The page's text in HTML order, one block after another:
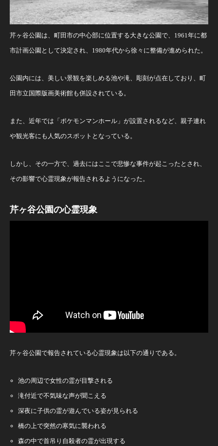
芹ヶ谷公園は、町田市の中心部に位置する大きな公園で、1961年に都
市計画公園として決定され、1980年代から徐々に整備が進められた。
公園内には、美しい景観を楽しめる池や滝、彫刻が点在しており、町
田市立国際版画美術館も併設されている。
また、近年では「ポケモンマンホール」が設置されるなど、親子連れ
や観光客にも人気のスポットとなっている。
しかし、その一方で、過去にはここで悲惨な事件が起こったとされ、
その影響で心霊現象が報告されるようになった。
芹ヶ谷公園の心霊現象
芹ヶ谷公園で報告されている心霊現象は以下の通りである。
池の周辺で女性の霊が目撃される
滝付近で不気味な声が聞こえる
深夜に子供の霊が遊んでいる姿が見られる
橋の上で突然の寒気に襲われる
森の中で首吊り自殺者の霊が出現する